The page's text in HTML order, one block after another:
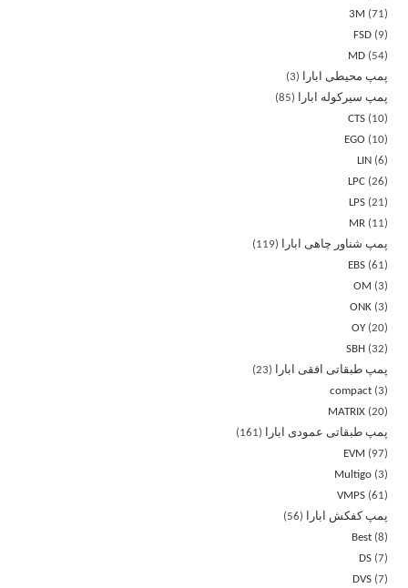
3M
71
FSD
9
MD
54
پمپ محیطی ابارا
3
پمپ سیرکوله ابارا
85
CTS
10
EGO
10
LIN
6
LPC 26
LPS 21
MR
11
پمپ شناور چاهی ابارا
119
EBS 61
OM
3
ONK 3
OY 20
SBH
32
پمپ طبقاتی افقی ابارا
23
compact 3
MATRIX 20
پمپ طبقاتی عمودی ابارا
161
EVM
97
Multigo 3
VMPS 61
پمپ کفکش ابارا
56
Best 8
DS 7
DVS 7